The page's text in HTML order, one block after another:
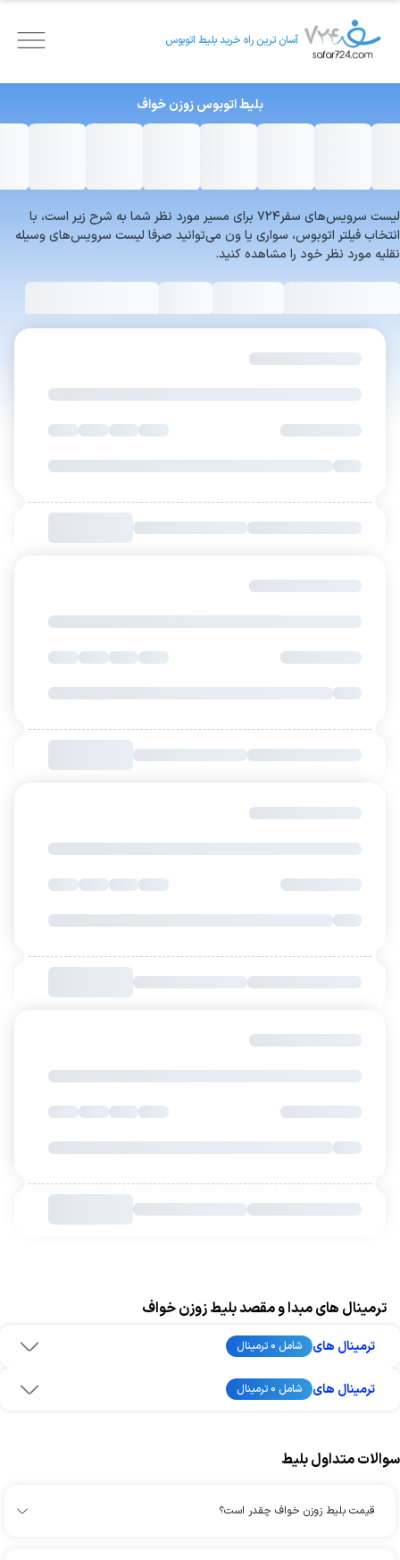
آسان ترین راه خرید بلیط اتوبوس
بلیط اتوبوسزوزنخواف
لیست سرویس‌های سفر۷۲۴ برای مسیر مورد نظر شما به شرح زیر است، با
انتخاب فیلتر اتوبوس، سواری یا ون می‌توانید صرفا لیست سرویس‌های وسیله
نقلیه مورد نظر خود را مشاهده کنید.
ترمینال های مبدا و مقصد بلیط زوزن خواف
ترمینال های شامل 0 ترمینال
ترمینال های شامل 0 ترمینال
سوالات متداول بلیط
قیمت بلیط زوزن خواف چقدر است؟